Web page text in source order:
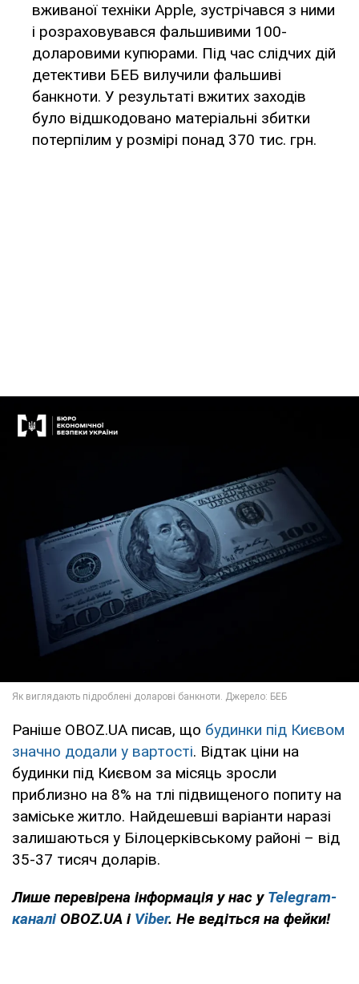
вживаної техніки Apple, зустрічався з ними
і розраховувався фальшивими 100-
доларовими купюрами. Під час слідчих дій
детективи БЕБ вилучили фальшиві
банкноти. У результаті вжитих заходів
було відшкодовано матеріальні збитки
потерпілим у розмірі понад 370 тис. грн.
Раніше OBOZ.UA писав, що будинки під Києвом
значно додали у вартості. Відтак ціни на
будинки під Києвом за місяць зросли
приблизно на 8% на тлі підвищеного попиту на
заміське житло. Найдешевші варіанти наразі
залишаються у Білоцерківському районі – від
35-37 тисяч доларів.
Лише перевірена інформація у нас у Telegram-
каналі OBOZ.UA і Viber. Не ведіться на фейки!